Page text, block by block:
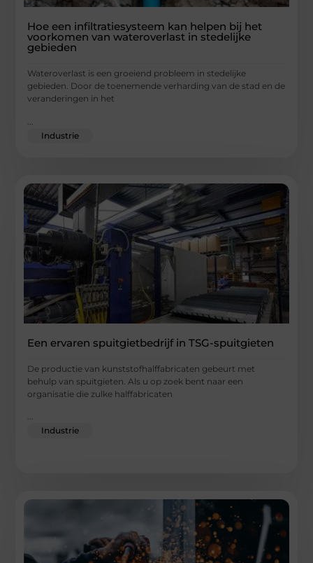
Hoe een infiltratiesysteem kan helpen bij het
voorkomen van wateroverlast in stedelijke
gebieden
Wateroverlast is een groeiend probleem in stedelijke
gebieden. Door de toenemende verharding van de stad en de
veranderingen in het
Industrie
Een ervaren spuitgietbedrijf in TSG-spuitgieten
De productie van kunststofhalffabricaten gebeurt met
behulp van spuitgieten. Als u op zoek bent naar een
organisatie die zulke halffabricaten
...
Industrie